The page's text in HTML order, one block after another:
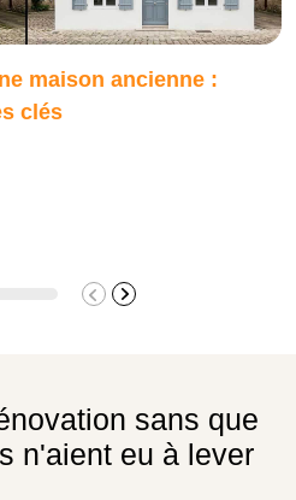
maison ancienne :
clés
sans que
n'aient eu à lever